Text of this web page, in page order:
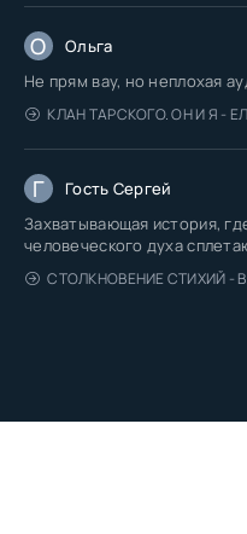
О Ольга
Не прям вау, но неплохая
КЛАН ТАРСКОГО. ОН И Я -
Г Гость Сергей
Захватывающая история,
человеческого духа
СТОЛКНОВЕНИЕ СТИХИЙ -